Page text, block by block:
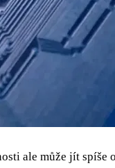
ale může jít